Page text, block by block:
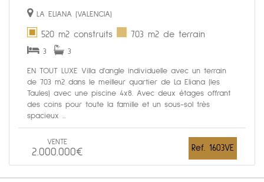
LA ELIANA (VALENCIA)
520 m2 construits 703 m2 de terrain
3 3
EN TOUT LUXE Villa d'angle individuelle avec un terrain
de 703 m2 dans le meilleur quartier de La Eliana (les
Taules) avec une piscine 4x8. Avec deux étages offrant
des coins pour toute la famille et un sous-sol très
spacieux ...
VENTE
2.000.000€ Ref. 1603VE